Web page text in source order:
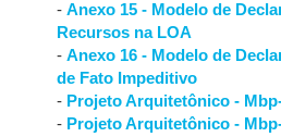
-Anexo 15 - Modelo de
Recursos na LOA
-Anexo 16 - Modelo de
de Fato Impeditivo
- Projeto Arquitetônico -
- Projeto Arquitetônico -